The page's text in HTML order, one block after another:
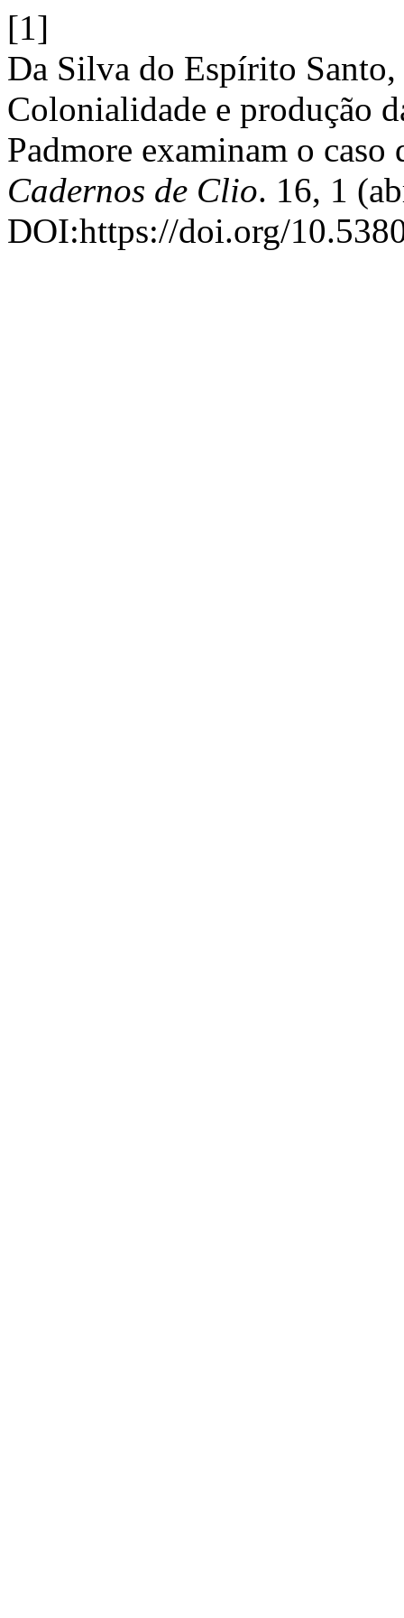
[1]
Da Silva do Espírito
Colonialidade e produção
Padmore examinam o
Cadernos de Clio. 16, 1
DOI:https://doi.org/